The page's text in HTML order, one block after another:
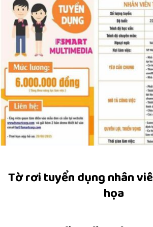
Tờ rơi tuyển dụng nhân
họa